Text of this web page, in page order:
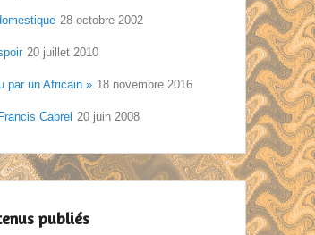
28 octobre 2002
20 juillet 2010
par un Africain » 18 novembre 2016
Cabrel 20 juin 2008
publiés